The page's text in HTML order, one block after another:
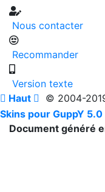
Nous contacter
Recommander
Version texte
 Haut  © 2004-
Skins pour GuppY
Document généré